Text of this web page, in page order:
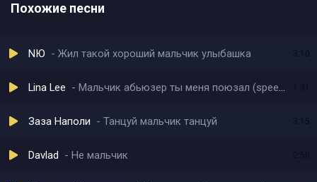
Похожие песни
NЮ Жил такой хороший мальчик улыбашка 3:10
Lina Lee Мальчик абьюзер ты меня поюзал (speed up)
Заза Наполи Танцуй мальчик танцуй 3:15
Davlad Не мальчик